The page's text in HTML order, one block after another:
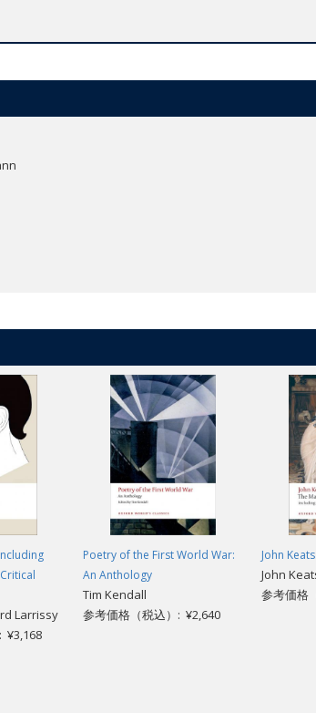
personality of the poet is the hallmark of all his verse.
the Oxford Authors critical edition, includes such
works and shorter lyrics, and Jerome J. McGann's
Larrissy
¥3,168
Poetry of the First World War:
An Anthology
Tim Kendall
参考価格（税込）: ¥2,640
John
John
参考価格